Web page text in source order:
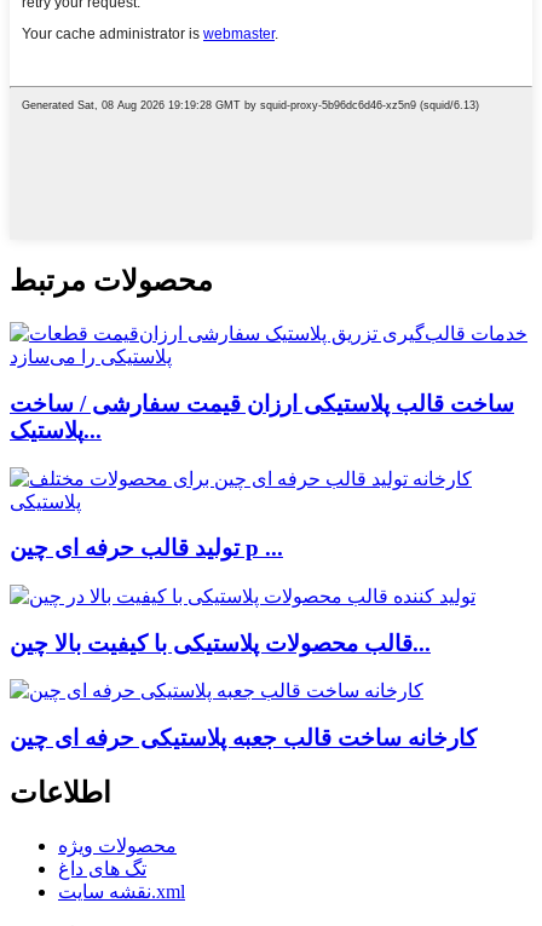
محصولات مرتبط
ساخت قالب پلاستیکی ارزان قیمت سفارشی / ساخت
پلاستیک...
تولید قالب حرفه ای چین p ...
قالب محصولات پلاستیکی با کیفیت بالا چین...
کارخانه ساخت قالب جعبه پلاستیکی حرفه ای چین
اطلاعات
محصولات ویژه
تگ های داغ
نقشه سایت.xml